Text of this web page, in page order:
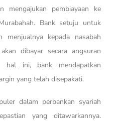
mengajukan pembiayaan ke
Bank setuju untuk
kepada nasabah
dibayar secara angsuran
hal ini, bank mendapatkan
yang telah disepakati.
dalam perbankan syariah
yang ditawarkannya.